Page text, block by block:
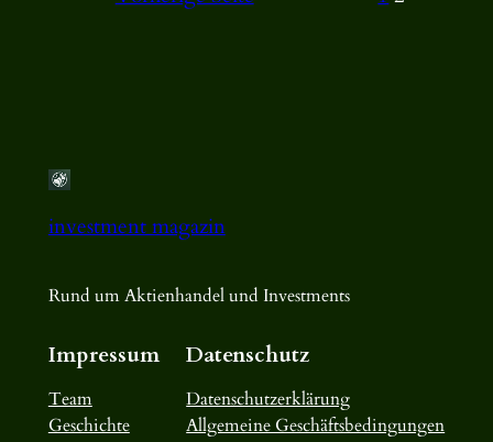
investment magazin
Rund um Aktienhandel und Investments
Impressum
Team
Geschichte
Datenschutz
Datenschutzerklärung
Allgemeine Geschäftsbedingungen